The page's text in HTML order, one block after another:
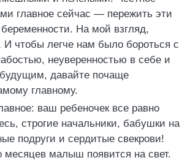
главное сейчас — пережить эти
На мой взгляд,
чтобы легче нам было бороться с
неуверенностью в себе и
будущим, давайте почаще
главному.
ваш ребеночек все равно
строгие начальники, бабушки на
подруги и сердитые свекрови!
месяцев малыш появится на свет.